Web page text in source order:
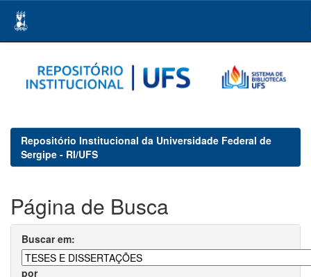
navigation
Repositório Institucional da Universidade Federal de
Sergipe - RI/UFS
Página de Busca
Buscar em:
por